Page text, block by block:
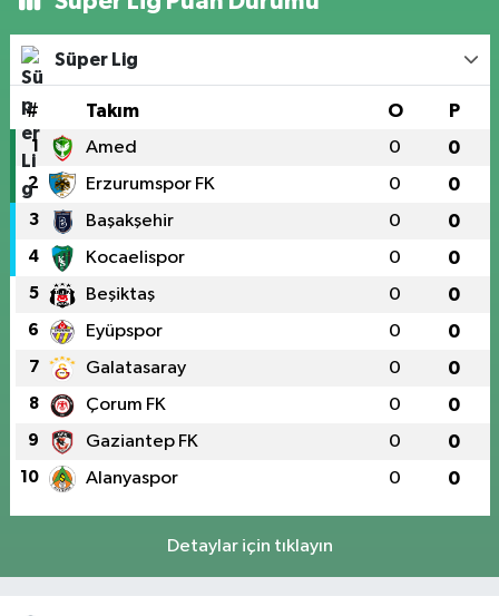
Süper Lig
# Takım O P
1 Amed 0 0
2 Erzurumspor FK 0 0
3 Başakşehir 0 0
4 Kocaelispor 0 0
5 Beşiktaş 0 0
6 Eyüpspor 0 0
7 Galatasaray 0 0
8 Çorum FK 0 0
9 Gaziantep FK 0 0
10 Alanyaspor 0 0
Detaylar için tıklayın